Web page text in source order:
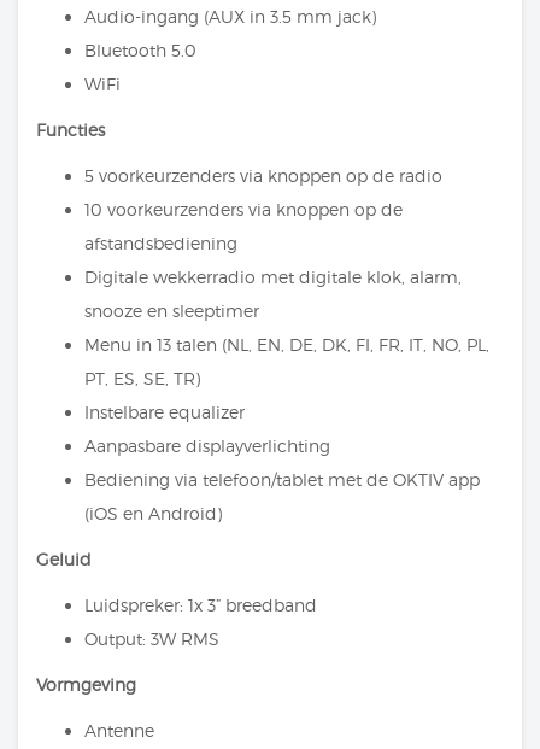
Audio-ingang (AUX in 3.5 mm jack)
Bluetooth 5.0
WiFi
Functies
5 voorkeurzenders via knoppen op de radio
10 voorkeurzenders via knoppen op de
afstandsbediening
Digitale wekkerradio met digitale klok, alarm,
snooze en sleeptimer
Menu in 13 talen (NL, EN, DE, DK, FI, FR, IT, NO, PL,
PT, ES, SE, TR)
Instelbare equalizer
Aanpasbare displayverlichting
Bediening via telefoon/tablet met de OKTIV app
(iOS en Android)
Geluid
Luidspreker: 1x 3” breedband
Output: 3W RMS
Vormgeving
Antenne